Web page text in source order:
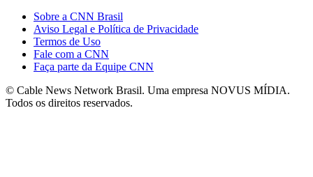
Sobre a CNN Brasil
Aviso Legal e Política de Privacidade
Termos de Uso
Fale com a CNN
Faça parte da Equipe CNN
© Cable News Network Brasil. Uma empresa NOVUS MÍDIA.
Todos os direitos reservados.